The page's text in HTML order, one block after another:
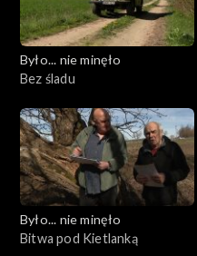
Było... nie minęło
Bez śladu
Było... nie minęło
Bitwa pod Kietlanką